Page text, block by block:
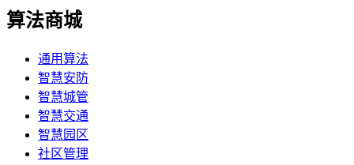
算法商城
通用算法
智慧安防
智慧城管
智慧交通
智慧园区
社区管理